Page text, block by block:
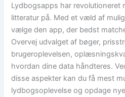
Lydbogsapps har revolutioneret
litteratur på. Med et væld af
vælge den app, der bedst
Overvej udvalget af bøger,
brugeroplevelsen,
hvordan dine data håndteres.
disse aspekter kan du få mest
lydbogsoplevelse og opdage